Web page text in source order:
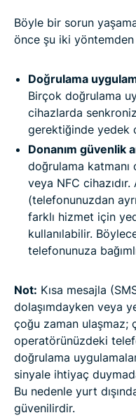
Böyle bir sorun
önce şu iki yöntemden
Doğrulama
Birçok doğrulama
cihazlarda
gerektiğinde yedek
Donanım güvenlik
doğrulama katmanı
veya NFC
(telefonunuzdan
farklı hizmet için
kullanılabilir.
telefonunuza
Not: Kısa mesajla
dolaşımdayken veya
çoğu zaman ulaşmaz;
operatörünüzdeki
doğrulama
sinyale ihtiyaç
Bu nedenle yurt
güvenilirdir.